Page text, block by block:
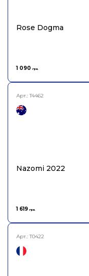
Rose Dogma
1 090 грн.
Арт.:T4462
Nazomi 2022
1 619 грн.
Арт.:T0422